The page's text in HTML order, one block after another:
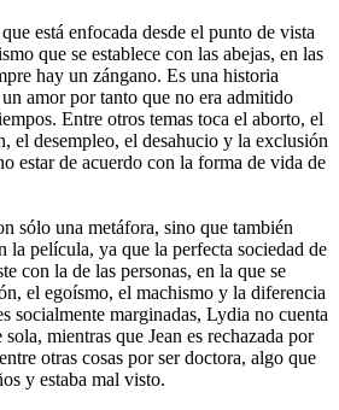
está enfocada desde el punto de vista
que se establece con las abejas, en las
hay un zángano. Es una historia
amor por tanto que no era admitido
Entre otros temas toca el aborto, el
el desempleo, el desahucio y la exclusión
estar de acuerdo con la forma de vida de
sólo una metáfora, sino que también
la película, ya que la perfecta sociedad de
con la de las personas, en la que se
el egoísmo, el machismo y la diferencia
socialmente marginadas, Lydia no cuenta
mientras que Jean es rechazada por
otras cosas por ser doctora, algo que
y estaba mal visto.